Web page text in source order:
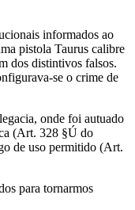
informados ao
pistola Taurus calibre
dos distintivos falsos.
se o crime de
onde foi autuado
(Art. 328 §Ú do
de uso permitido (Art.
para tornarmos